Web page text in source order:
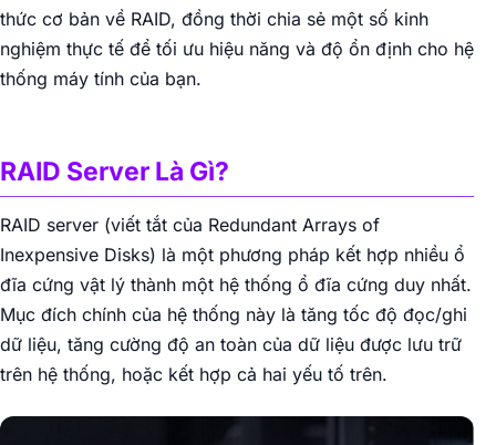
thức cơ bản về RAID, đồng thời chia sẻ một số kinh
nghiệm thực tế để tối ưu hiệu năng và độ ổn định cho hệ
thống máy tính của bạn.
RAID Server Là Gì?
RAID server (viết tắt của Redundant Arrays of
Inexpensive Disks) là một phương pháp kết hợp nhiều ổ
đĩa cứng vật lý thành một hệ thống ổ đĩa cứng duy nhất.
Mục đích chính của hệ thống này là tăng tốc độ đọc/ghi
dữ liệu, tăng cường độ an toàn của dữ liệu được lưu trữ
trên hệ thống, hoặc kết hợp cả hai yếu tố trên.